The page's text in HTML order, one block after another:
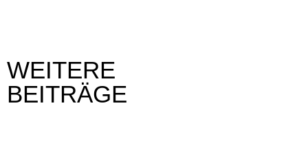
WEITERE
BEITRÄGE